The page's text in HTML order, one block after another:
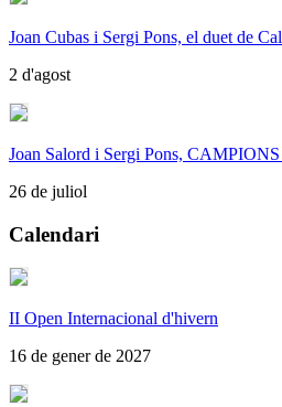
Joan Cubas i Sergi Pons, el duet de
2 d'agost
Joan Salord i Sergi Pons,
26 de juliol
Calendari
II Open Internacional d'hivern
16 de gener de 2027